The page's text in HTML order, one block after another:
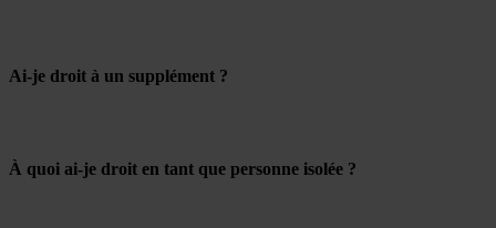
Ai-je droit à un supplément ?
À quoi ai-je droit en tant que personne isolée ?